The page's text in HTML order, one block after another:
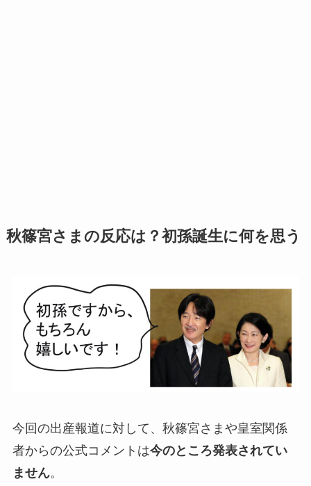
秋篠宮さまの反応は？初孫誕生に何を思う
今回の出産報道に対して、秋篠宮さまや皇室関係
者からの公式コメントは今のところ発表されてい
ません。